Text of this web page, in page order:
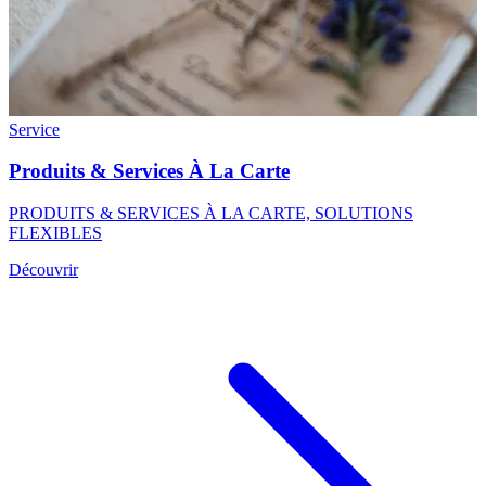
Service
Produits & Services À La Carte
PRODUITS & SERVICES À LA CARTE, SOLUTIONS
FLEXIBLES
Découvrir